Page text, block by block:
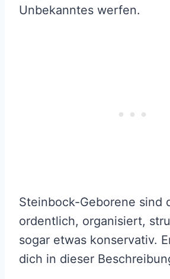
Unbekanntes werfen.
Steinbock-Geborene sind
ordentlich, organisiert,
sogar etwas konservativ.
dich in dieser